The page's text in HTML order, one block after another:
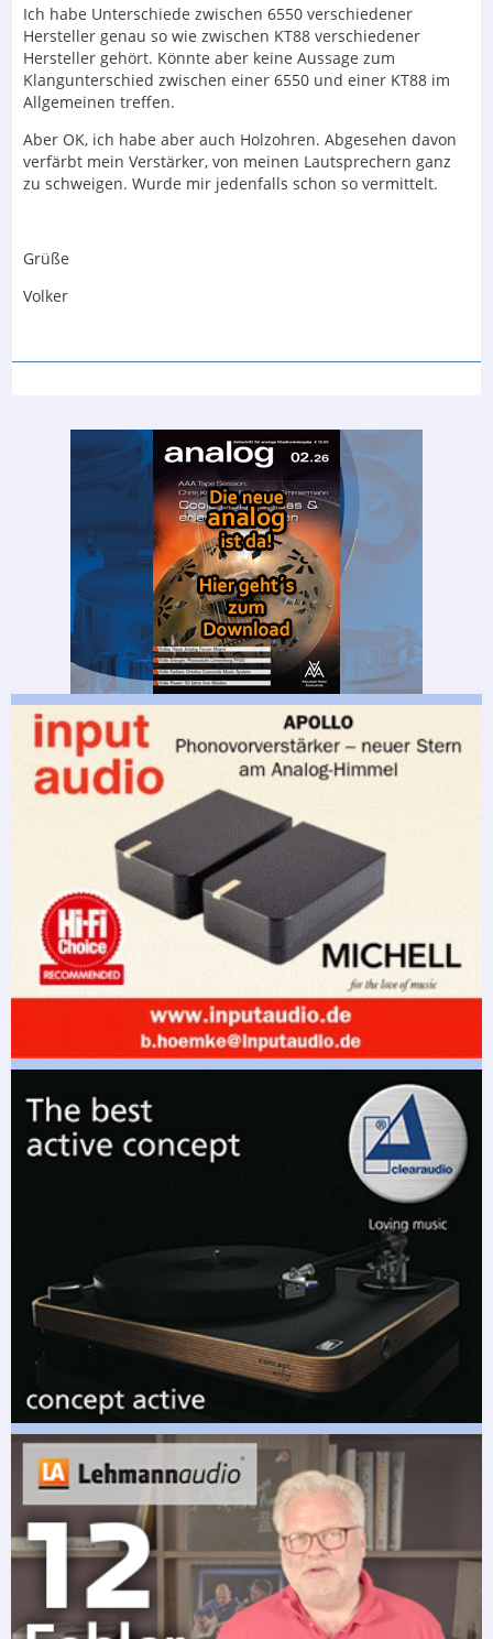
Ich habe Unterschiede zwischen 6550 verschiedener
Hersteller genau so wie zwischen KT88 verschiedener
Hersteller gehört. Könnte aber keine Aussage zum
Klangunterschied zwischen einer 6550 und einer KT88 im
Allgemeinen treffen.
Aber OK, ich habe aber auch Holzohren. Abgesehen davon
verfärbt mein Verstärker, von meinen Lautsprechern ganz
zu schweigen. Wurde mir jedenfalls schon so vermittelt.
Grüße
Volker